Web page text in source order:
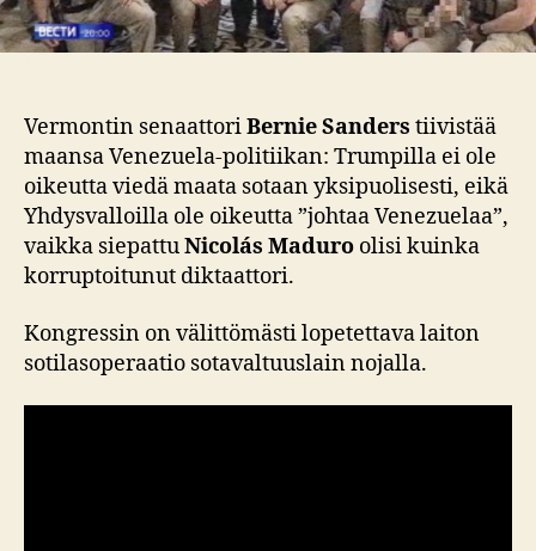
Vermontin senaattoriBernie Sanders tiivistää
maansa Venezuela-politiikan: Trumpilla ei ole
oikeutta viedä maata sotaan yksipuolisesti, eikä
Yhdysvalloilla ole oikeutta ”johtaa Venezuelaa”,
vaikka siepattuNicolás Maduro olisi kuinka
korruptoitunut diktaattori.
Kongressin on välittömästi lopetettava laiton
sotilasoperaatio sotavaltuuslain nojalla.